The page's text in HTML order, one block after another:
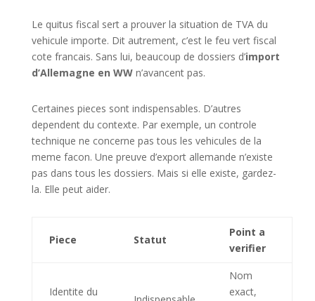
Le quitus fiscal sert a prouver la situation de TVA du
vehicule importe. Dit autrement, c’est le feu vert fiscal
cote francais. Sans lui, beaucoup de dossiers d’import
d’Allemagne en WWn’avancent pas.
Certaines pieces sont indispensables. D’autres
dependent du contexte. Par exemple, un controle
technique ne concerne pas tous les vehicules de la
meme facon. Une preuve d’export allemande n’existe
pas dans tous les dossiers. Mais si elle existe, gardez-
la. Elle peut aider.
Piece Statut
Point a
verifier
Identite du
Nom
exact,